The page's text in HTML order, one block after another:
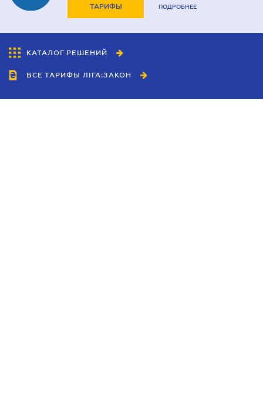
ТАРИФЫ ПОДРОБНЕЕ
КАТАЛОГ РЕШЕНИЙ
ВСЕ ТАРИФЫ ЛІГА:ЗАКОН